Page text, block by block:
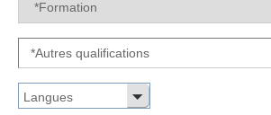
Langues